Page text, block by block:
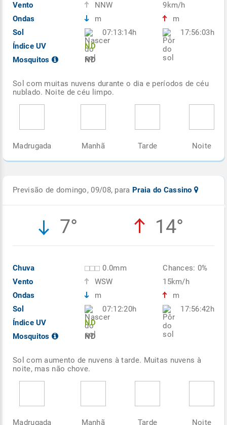
Vento
Ondas
Sol
Índice UV
Mosquitos
NNW
m
07:13:14h
ND
ND
9km/h
m
17:56:03h
Sol com muitas nuvens durante o dia e períodos de céu
nublado. Noite de céu limpo.
Madrugada Manhã Tarde Noite
Previsão de domingo, 09/08, para Praia do Cassino
7° 14°
Chuva
Vento
Ondas
Sol
Índice UV
Mosquitos
0.0mm
WSW
m
07:12:20h
ND
ND
Chances: 0%
15km/h
m
17:56:42h
Sol com aumento de nuvens à tarde. Muitas nuvens à
noite, mas não chove.
Madrugada Manhã Tarde Noite